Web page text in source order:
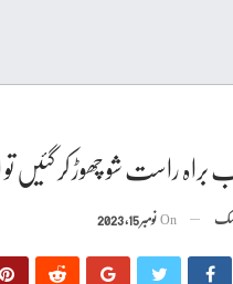
براہ راست شو چھوڑ کر گئیں تو
On نومبر 15, 2023